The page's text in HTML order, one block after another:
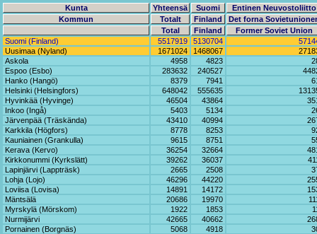
Kunta Yhteensä Suomi
Entinen Neuvostoliitto
Kommun
Totalt Finland
Det forna
Total
Finland
Former Soviet Union
Suomi (Finland)
5517919 5130704
Uusimaa (Nyland)
1671024 1468067
Askola
4958 4823
Espoo (Esbo)
283632 240527
Hanko (Hangö)
8379 7941
Helsinki (Helsingfors)
648042 555635
Hyvinkää (Hyvinge)
46504 43864
Inkoo (Ingå)
5403 5134
Järvenpää (Träskända)
43410 40994
Karkkila (Högfors)
8778 8253
Kauniainen (Grankulla)
9615 8751
Kerava (Kervo)
36254 32664
Kirkkonummi (Kyrkslätt)
39262 36037
Lapinjärvi (Lappträsk)
2665 2508
Lohja (Lojo)
46296 44220
Loviisa (Lovisa)
14891 14172
Mäntsälä
20686 19970
Myrskylä (Mörskom)
1922 1853
Nurmijärvi
42665 40662
Pornainen (Borgnäs)
5068 4918